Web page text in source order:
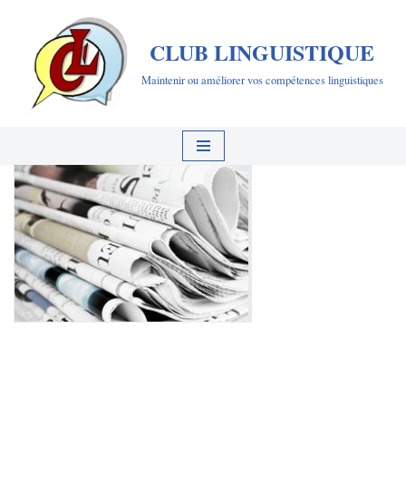
Aller
contenu
CLUB LINGUISTIQUE
Maintenir ou améliorer vos compétences linguistiques